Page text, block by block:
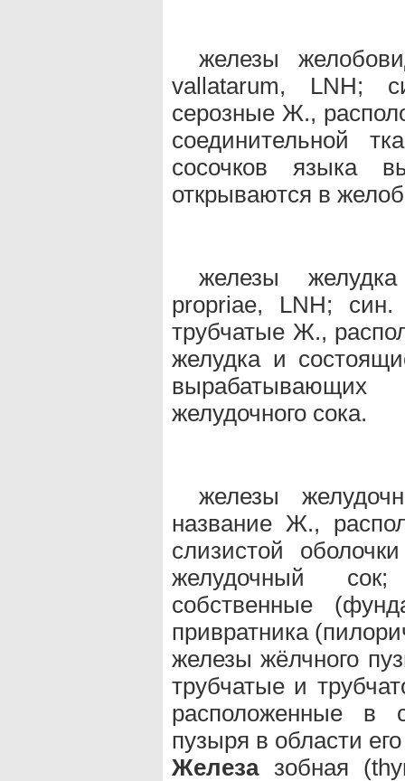
железы
vallatarum, LNH;
серозные Ж.,
соединительной
сосочков языка
открываются в
железы
propriae, LNH;
трубчатые Ж.,
желудка и
желудочного сока.
железы
название Ж.,
слизистой
желудочный
собственные
привратника
железы жёлчного
трубчатые и
расположенные в
пузыря в области
Железазобная